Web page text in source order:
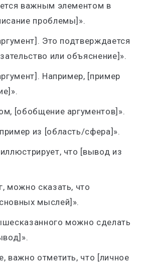
важным элементом в
проблемы]».
Это подтверждается
или объяснение]».
Например, [пример
[обобщение аргументов]».
из [область/сфера]».
что [вывод из
можно сказать, что
мыслей]».
можно сделать
важно отметить, что [личное